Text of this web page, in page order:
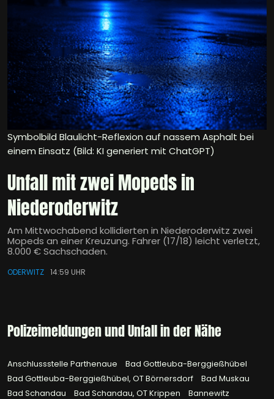
Symbolbild Blaulicht-Reflexion auf nassem Asphalt bei
einem Einsatz (Bild: KI generiert mit ChatGPT)
Unfall mit zwei Mopeds in
Niederoderwitz
Am Mittwochabend kollidierten in Niederoderwitz zwei
Mopeds an einer Kreuzung. Fahrer (17/18) leicht verletzt,
8.000 € Sachschaden.
ODERWITZ 14:59 UHR
Polizeimeldungen und Unfall in der Nähe
Anschlussstelle Parthenaue
Bad Gottleuba-Berggießhübel
Bad Gottleuba-Berggießhübel, OT Börnersdorf
Bad Muskau
Bad Schandau
Bad Schandau, OT Krippen
Bannewitz